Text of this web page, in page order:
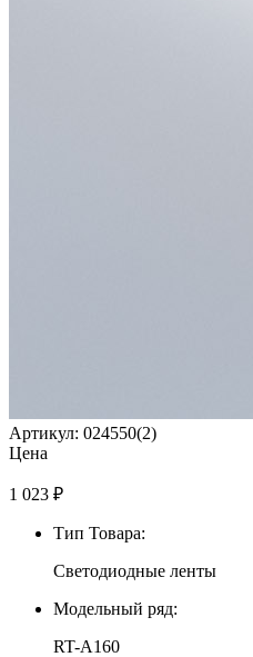
Артикул: 024550(2)
Цена
1 023 ₽
Тип Товара:
Светодиодные ленты
Модельный ряд:
RT-A160